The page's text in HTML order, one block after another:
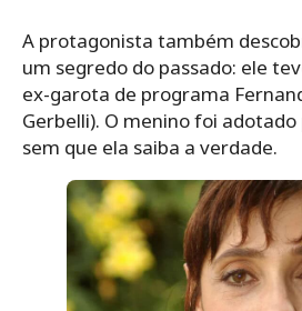
A protagonista também
um segredo do passado: ele
ex-garota de programa
Gerbelli). O menino foi
sem que ela saiba a verdade.